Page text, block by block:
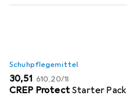
Schuhpflegemittel
EUR
30,51 EUR
610,20/1l
CREP Protect Starter Pack